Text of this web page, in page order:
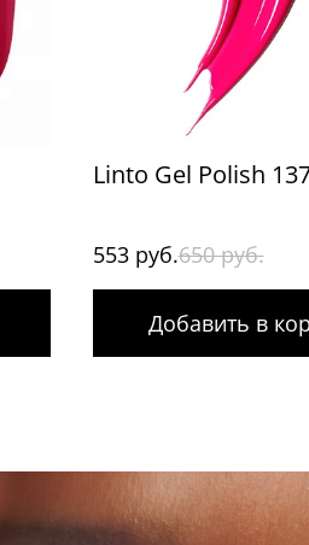
Linto Gel Polish
553 руб.650 руб.
Добавить в